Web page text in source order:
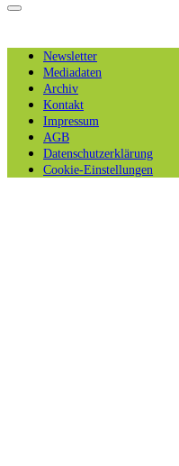
Newsletter
Mediadaten
Archiv
Kontakt
Impressum
AGB
Datenschutzerklärung
Cookie-Einstellungen